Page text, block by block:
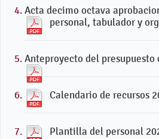
Acta decimo octava
personal, tabulador y
Anteproyecto del presupuesto
Calendario de recursos
Plantilla del personal